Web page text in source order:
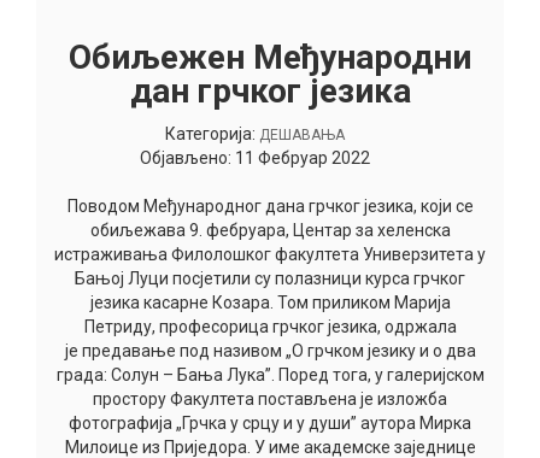
Oбиљежен Међународни
дан грчког језика
Категорија: ДЕШАВАЊА
Објављено: 11 Фебруар 2022
Поводом Међународног дана грчког језика, који се
обиљежава 9. фебруара, Центар за хеленска
истраживања Филолошког факултета Универзитета у
Бањој Луци посјетили су полазници курса грчког
језика касарне Козара. Том приликом Марија
Петриду, професорица грчког језика, одржала
је предавање под називом „О грчком језику и о два
града: Солун – Бања Лука”. Поред тога, у галеријском
простору Факултета постављена је изложба
фотографија „Грчка у срцу и у души” аутора Мирка
Милоице из Приједора. У име академске заједнице